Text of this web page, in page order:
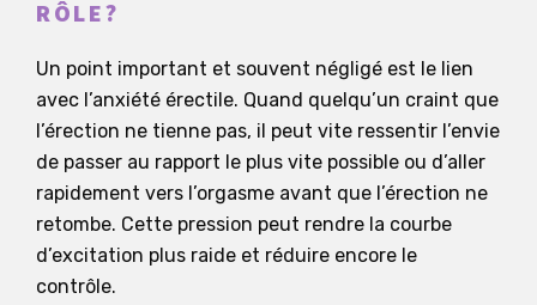
RÔLE?
Un point important et souvent négligé est le lien
avec l’anxiété érectile. Quand quelqu’un craint que
l’érection ne tienne pas, il peut vite ressentir l’envie
de passer au rapport le plus vite possible ou d’aller
rapidement vers l’orgasme avant que l’érection ne
retombe. Cette pression peut rendre la courbe
d’excitation plus raide et réduire encore le
contrôle.